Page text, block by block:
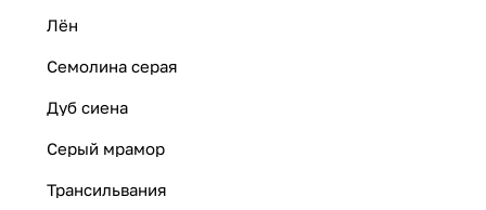
Лён
Семолина серая
Дуб сиена
Серый мрамор
Трансильвания